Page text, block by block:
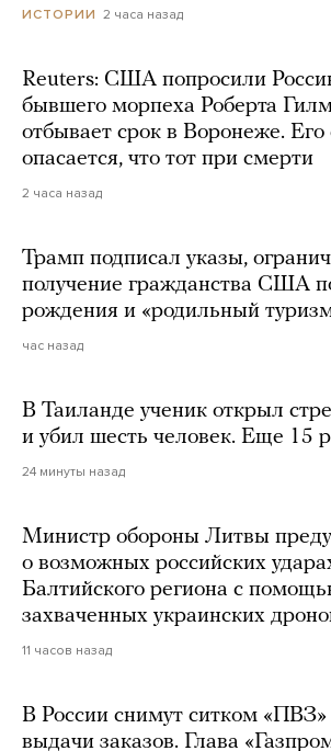
ИСТОРИИ 2 часа назад
Reuters: США попросили
бывшего морпеха Роберта
отбывает срок в Воронеже. Его
опасается, что тот при смерти
2 часа назад
Трамп подписал указы,
получение гражданства США
рождения и «родильный
час назад
В Таиланде ученик открыл
и убил шесть человек. Еще 15
24 минуты назад
Министр обороны Литвы
о возможных российских
Балтийского региона с
захваченных украинских
11 часов назад
В России снимут ситком «ПВЗ»
выдачи заказов. Глава